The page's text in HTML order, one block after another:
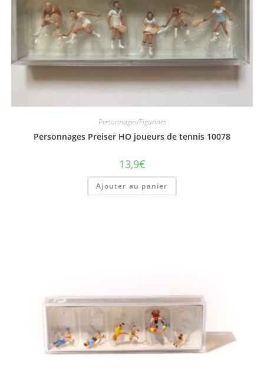
Personnages/Figurines
Personnages Preiser HO joueurs de tennis 10078
13,9€
Ajouter au panier